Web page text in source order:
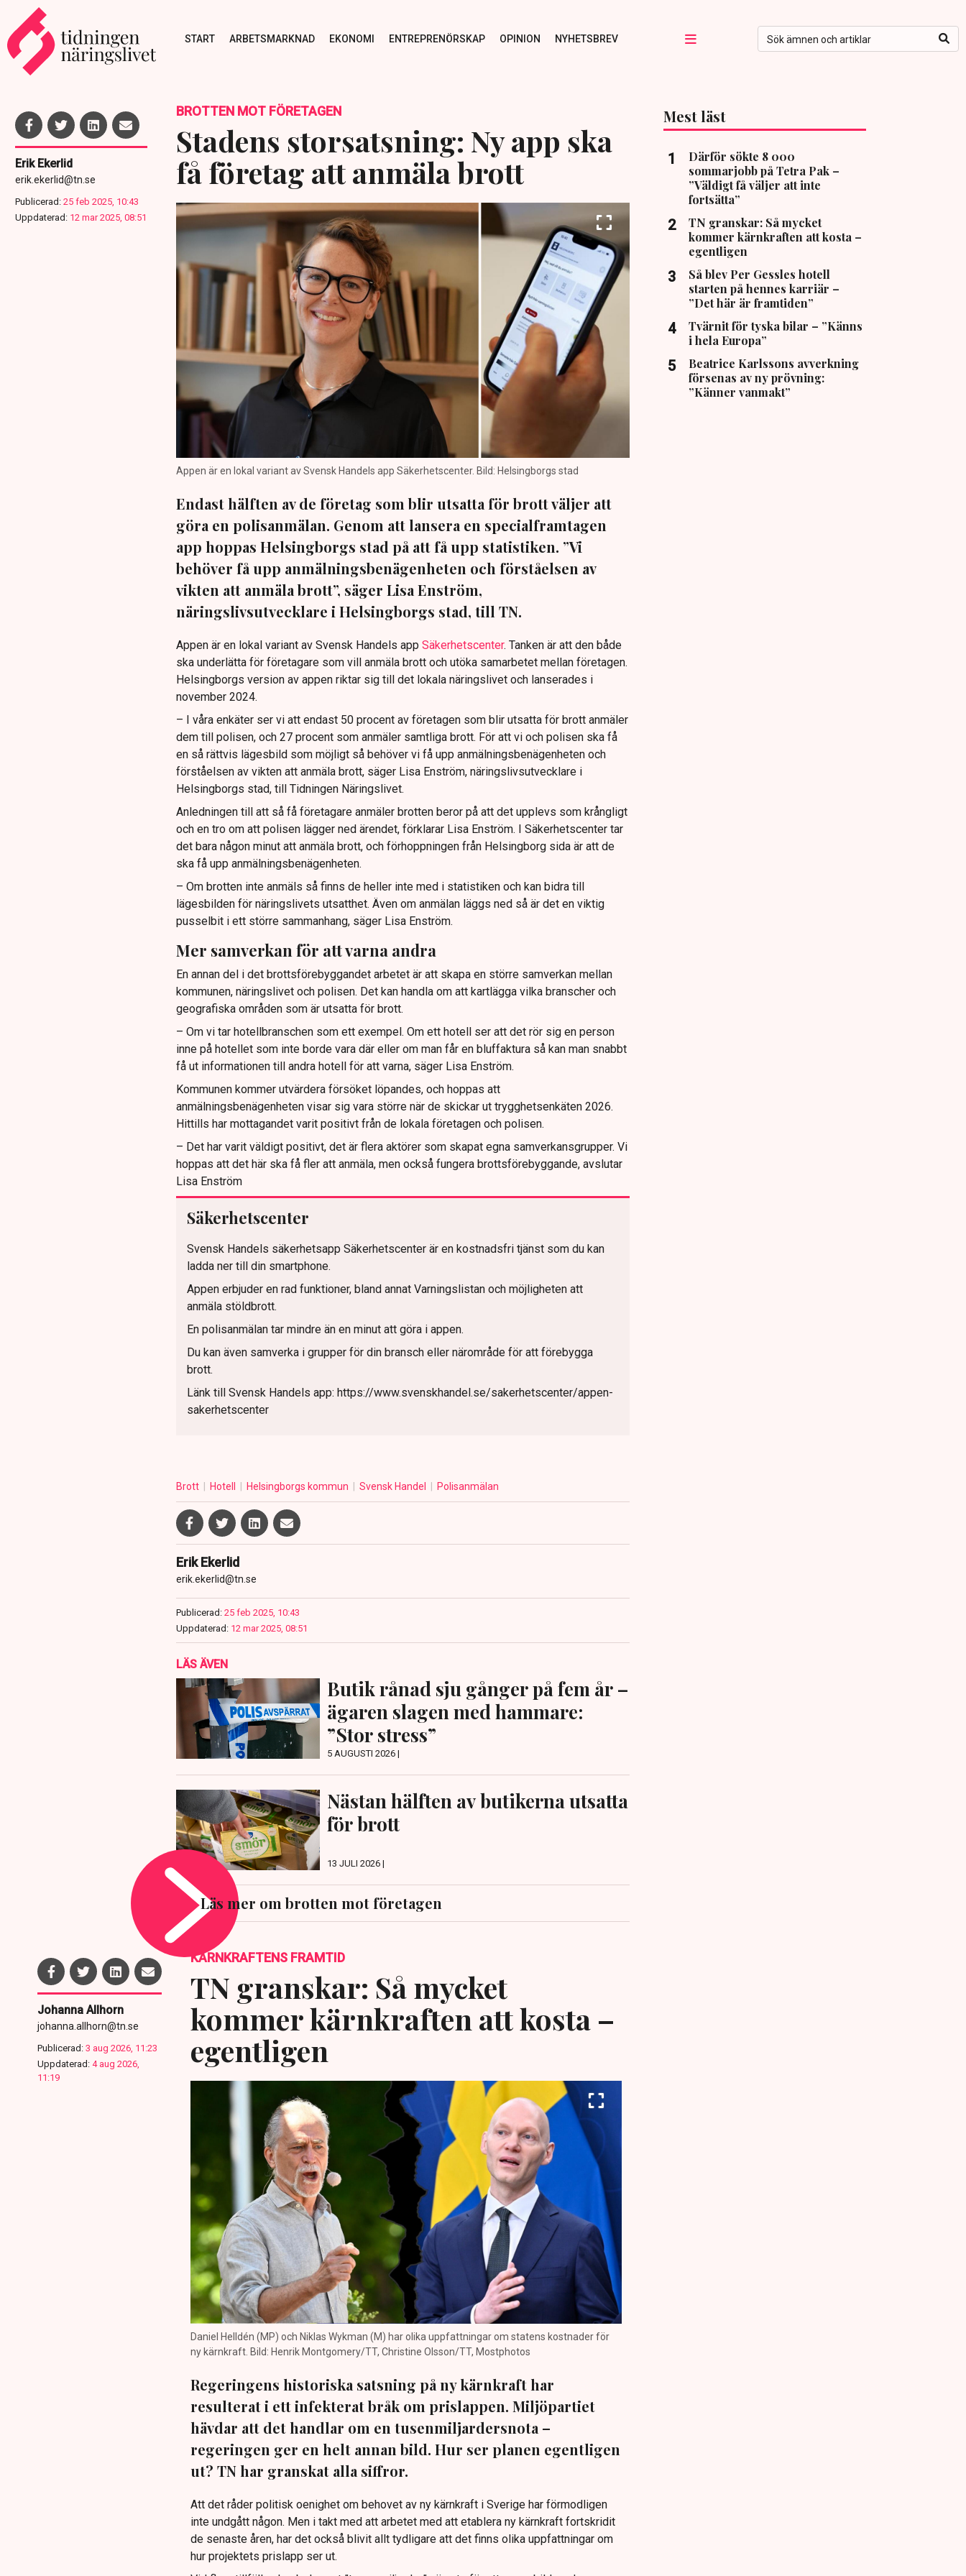
START ARBETSMARKNAD EKONOMI ENTREPRENÖRSKAP OPINION NYHETSBREV
Erik Ekerlid
erik.ekerlid@tn.se
Publicerad: 25 feb 2025, 10:43
Uppdaterad: 12 mar 2025, 08:51
BROTTEN MOT FÖRETAGEN
Stadens storsatsning: Ny app ska
få företag att anmäla brott
Appen är en lokal variant av Svensk Handels app Säkerhetscenter. Bild: Helsingborgs stad
Endast hälften av de företag som blir utsatta för brott väljer att
göra en polisanmälan. Genom att lansera en specialframtagen
app hoppas Helsingborgs stad på att få upp statistiken. ”Vi
behöver få upp anmälningsbenägenheten och förståelsen av
vikten att anmäla brott”, säger Lisa Enström,
näringslivsutvecklare i Helsingborgs stad, till TN.
Appen är en lokal variant av Svensk Handels app Säkerhetscenter. Tanken är att den både
ska underlätta för företagare som vill anmäla brott och utöka samarbetet mellan företagen.
Helsingborgs version av appen riktar sig till det lokala näringslivet och lanserades i
november 2024.
– I våra enkäter ser vi att endast 50 procent av företagen som blir utsatta för brott anmäler
dem till polisen, och 27 procent som anmäler samtliga brott. För att vi och polisen ska få
en så rättvis lägesbild som möjligt så behöver vi få upp anmälningsbenägenheten och
förståelsen av vikten att anmäla brott, säger Lisa Enström, näringslivsutvecklare i
Helsingborgs stad, till Tidningen Näringslivet.
Anledningen till att så få företagare anmäler brotten beror på att det upplevs som krångligt
och en tro om att polisen lägger ned ärendet, förklarar Lisa Enström. I Säkerhetscenter tar
det bara någon minut att anmäla brott, och förhoppningen från Helsingborg sida är att de
ska få upp anmälningsbenägenheten.
– Om brotten inte anmäls så finns de heller inte med i statistiken och kan bidra till
lägesbilden för näringslivets utsatthet. Även om anmälan läggs ned så är det en viktig
pusselbit i ett större sammanhang, säger Lisa Enström.
Mer samverkan för att varna andra
En annan del i det brottsförebyggandet arbetet är att skapa en större samverkan mellan
kommunen, näringslivet och polisen. Det kan handla om att kartlägga vilka branscher och
geografiska områden som är utsatta för brott.
– Om vi tar hotellbranschen som ett exempel. Om ett hotell ser att det rör sig en person
inne på hotellet som inte borde vara där eller om man får en bluffaktura så kan man snabbt
få ut informationen till andra hotell för att varna, säger Lisa Enström.
Kommunen kommer utvärdera försöket löpandes, och hoppas att
anmälningsbenägenheten visar sig vara större när de skickar ut trygghetsenkäten 2026.
Hittills har mottagandet varit positivt från de lokala företagen och polisen.
– Det har varit väldigt positivt, det är flera aktörer som skapat egna samverkansgrupper. Vi
hoppas att det här ska få fler att anmäla, men också fungera brottsförebyggande, avslutar
Lisa Enström
Säkerhetscenter
Svensk Handels säkerhetsapp Säkerhetscenter är en kostnadsfri tjänst som du kan
ladda ner till din smartphone.
Appen erbjuder en rad funktioner, bland annat Varningslistan och möjligheten att
anmäla stöldbrott.
En polisanmälan tar mindre än en minut att göra i appen.
Du kan även samverka i grupper för din bransch eller närområde för att förebygga
brott.
Länk till Svensk Handels app: https://www.svenskhandel.se/sakerhetscenter/appen-
sakerhetscenter
Brott Hotell Helsingborgs kommun Svensk Handel Polisanmälan
Erik Ekerlid
erik.ekerlid@tn.se
Publicerad: 25 feb 2025, 10:43
Uppdaterad: 12 mar 2025, 08:51
LÄS ÄVEN
Butik rånad sju gånger på fem år –
ägaren slagen med hammare:
”Stor stress”
5 AUGUSTI 2026 |
Nästan hälften av butikerna utsatta
för brott
13 JULI 2026 |
Läs mer om brotten mot företagen
Mest läst
Därför sökte 8 000
sommarjobb på Tetra Pak –
”Väldigt få väljer att inte
fortsätta”
TN granskar: Så mycket
kommer kärnkraften att kosta –
egentligen
Så blev Per Gessles hotell
starten på hennes karriär –
”Det här är framtiden”
Tvärnit för tyska bilar – ”Känns
i hela Europa”
Beatrice Karlssons avverkning
försenas av ny prövning:
”Känner vanmakt”
Johanna Allhorn
johanna.allhorn@tn.se
Publicerad: 3 aug 2026, 11:23
Uppdaterad: 4 aug 2026,
11:19
KÄRNKRAFTENS FRAMTID
TN granskar: Så mycket
kommer kärnkraften att kosta –
egentligen
Daniel Helldén (MP) och Niklas Wykman (M) har olika uppfattningar om statens kostnader för
ny kärnkraft. Bild: Henrik Montgomery/TT, Christine Olsson/TT, Mostphotos
Regeringens historiska satsning på ny kärnkraft har
resulterat i ett infekterat bråk om prislappen. Miljöpartiet
hävdar att det handlar om en tusenmiljardersnota –
regeringen ger en helt annan bild. Hur ser planen egentligen
ut? TN har granskat alla siffror.
Att det råder politisk oenighet om behovet av ny kärnkraft i Sverige har förmodligen
inte undgått någon. Men i takt med att arbetet med att etablera ny kärnkraft fortskridit
de senaste åren, har det också blivit allt tydligare att det finns olika uppfattningar om
hur projektets prislapp ser ut.